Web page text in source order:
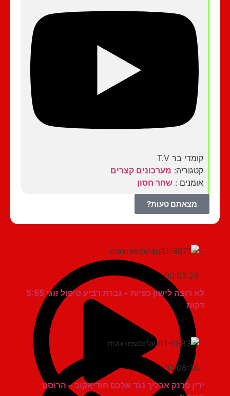
קומדי בר T.V
קטגוריה:מערכונים קצרים
אומנים :שחר חסון
מצאתם טעות?
00:03:28
לא רוצה לישון כפיות – גברת רביע טיפול זוגי 5:55
00:06:38
ירין פרנק ארליך נגד אלכס חודיאקוב – הרוסט